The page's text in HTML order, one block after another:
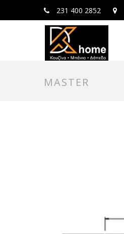
231 400 2852
MASTER